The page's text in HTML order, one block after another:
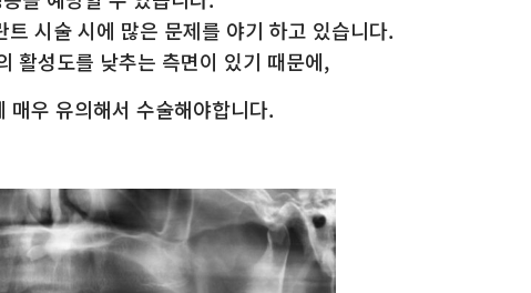
시술 시에 많은 문제를 야기 하고 있습니다.
활성도를 낮추는 측면이 있기 때문에,
매우 유의해서 수술해야합니다.